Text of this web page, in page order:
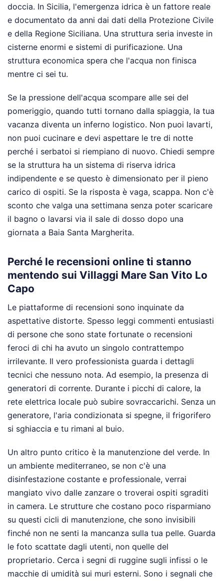
doccia. In Sicilia, l'emergenza idrica è un fattore reale
e documentato da anni dai dati della Protezione Civile
e della Regione Siciliana. Una struttura seria investe in
cisterne enormi e sistemi di purificazione. Una
struttura economica spera che l'acqua non finisca
mentre ci sei tu.
Se la pressione dell'acqua scompare alle sei del
pomeriggio, quando tutti tornano dalla spiaggia, la tua
vacanza diventa un inferno logistico. Non puoi lavarti,
non puoi cucinare e devi aspettare le tre di notte
perché i serbatoi si riempiano di nuovo. Chiedi sempre
se la struttura ha un sistema di riserva idrica
indipendente e se questo è dimensionato per il pieno
carico di ospiti. Se la risposta è vaga, scappa. Non c'è
sconto che valga una settimana senza poter scaricare
il bagno o lavarsi via il sale di dosso dopo una
giornata a Baia Santa Margherita.
Perché le recensioni online ti stanno
mentendo sui Villaggi Mare San Vito Lo
Capo
Le piattaforme di recensioni sono inquinate da
aspettative distorte. Spesso leggi commenti entusiasti
di persone che sono state fortunate o recensioni
feroci di chi ha avuto un singolo contrattempo
irrilevante. Il vero professionista guarda i dettagli
tecnici che nessuno nota. Ad esempio, la presenza di
generatori di corrente. Durante i picchi di calore, la
rete elettrica locale può subire sovraccarichi. Senza un
generatore, l'aria condizionata si spegne, il frigorifero
si sghiaccia e tu rimani al buio.
Un altro punto critico è la manutenzione del verde. In
un ambiente mediterraneo, se non c'è una
disinfestazione costante e professionale, verrai
mangiato vivo dalle zanzare o troverai ospiti sgraditi
in camera. Le strutture che costano poco risparmiano
su questi cicli di manutenzione, che sono invisibili
finché non ne senti la mancanza sulla tua pelle. Guarda
le foto scattate dagli utenti, non quelle del
proprietario. Cerca i segni di ruggine sugli infissi o le
macchie di umidità sui muri esterni. Sono i segnali che